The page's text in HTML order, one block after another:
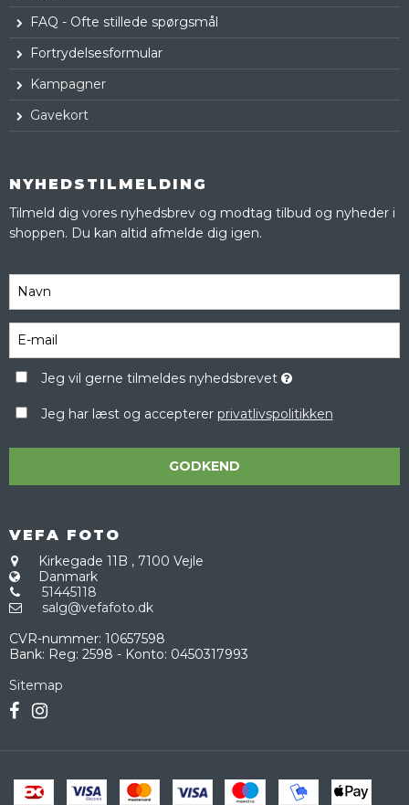
FAQ - Ofte stillede spørgsmål
Fortrydelsesformular
Kampagner
Gavekort
NYHEDSTILMELDING
Tilmeld dig vores nyhedsbrev og modtag tilbud og nyheder i
shoppen. Du kan altid afmelde dig igen.
Jeg vil gerne tilmeldes nyhedsbrevet
Jeg har læst og accepterer privatlivspolitikken
GODKEND
VEFA FOTO
Kirkegade 11B , 7100 Vejle
Danmark
51445118
salg@vefafoto.dk
CVR-nummer: 10657598
Bank: Reg: 2598 - Konto: 0450317993
Sitemap